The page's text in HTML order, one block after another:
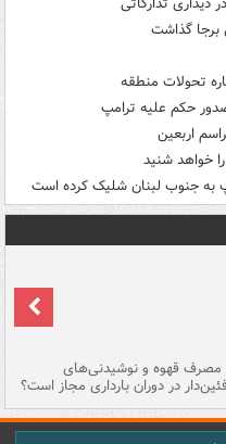
دیداری تدارکاتی
گذاشت
تحولات منطقه
حکم علیه ترامپ
اربعین
خواهد شنید
مصرف قهوه و نوشیدنی‌های
در دوران بارداری مجاز است؟